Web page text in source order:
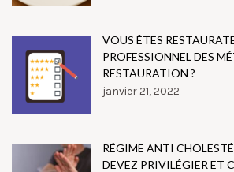
VOUS ÊTES
PROFESSIONNEL DES
RESTAURATION ?
janvier 21, 2022
RÉGIME ANTI
DEVEZ PRIVILÉGIER ET